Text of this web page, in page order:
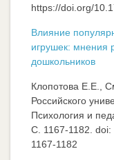
https://doi.org/
Влияние
игрушек: мнения
дошкольников
Клопотова Е.Е.,
Российского
Психология и
C. 1167-1182.
1167-1182